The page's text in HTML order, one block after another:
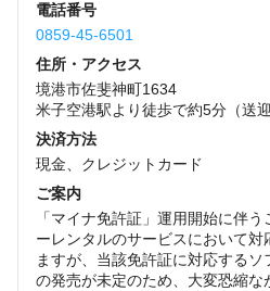
電話番号
0859-45-6501
住所・アクセス
境港市佐斐神町1634
米子空港駅より徒歩で約5分（送迎
決済方法
現金、クレジットカード
ご案内
「マイナ免許証」運用開始に伴
ーレンタルのサービスにおいて対
ますが、当該免許証に対応する
の発売が未定のため、大変恐縮な